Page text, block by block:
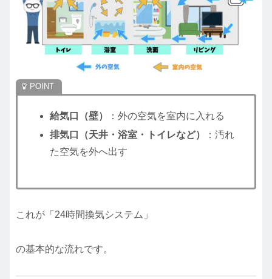
給気口（壁）
：外の空気を室内に入れる
排気口（天井・浴室・トイレなど）
：汚れ
た空気を外へ出す
これが「24時間換気システム」
の基本的な流れです。